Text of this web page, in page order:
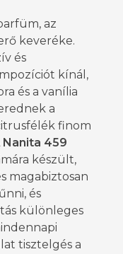
az
keveréke.
és
kínál,
és a vanília
a
finom
Nanita 459
készült,
magabiztosan
és
különleges
tisztelgés a